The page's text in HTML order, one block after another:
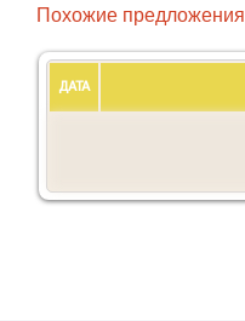
Похожие предложения
ДАТА